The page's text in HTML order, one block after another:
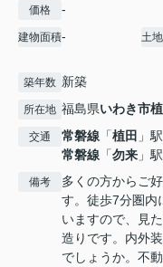
価格 -
建物面積- 土
築年数 新築
所在地 福島県いわき市
交通 常磐線 「植田 」
常磐線 「勿来 」
備考
多くの方からご
す。徒歩7分圏内
いますので、見
造りです。内外
でしょうか。不